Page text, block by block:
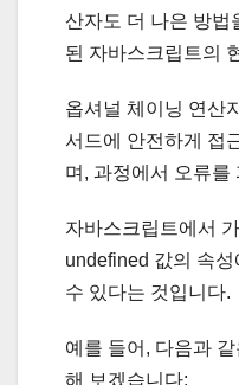
산자도 더 나은 방법
된 자바스크립트의
옵셔널 체이닝 연산
서드에 안전하게 접
며, 과정에서 오류를
자바스크립트에서
undefined 값의 속
수 있다는 것입니다.
예를 들어, 다음과
해 보겠습니다: